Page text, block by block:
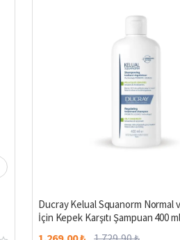
Ducray Kelual Squanorm Normal
İçin Kepek Karşıtı Şampuan 400 ml